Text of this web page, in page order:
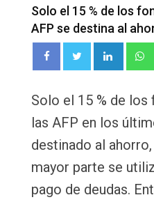
Solo el 15 % de los
AFP se destina al
Solo el 15 % de
las AFP en los
destinado al
mayor parte se
pago de deudas.